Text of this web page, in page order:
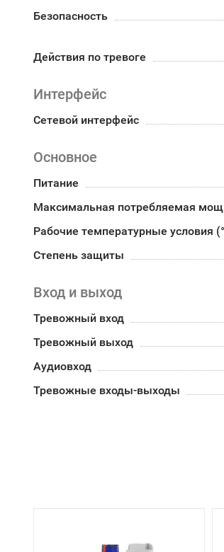
Безопасность
Действия по тревоге
Интерфейс
Сетевой интерфейс
Основное
Питание
Максимальная потребляемая
Рабочие температурные условия
Степень защиты
Вход и выход
Тревожный вход
Тревожный выход
Аудиовход
Тревожные входы-выходы